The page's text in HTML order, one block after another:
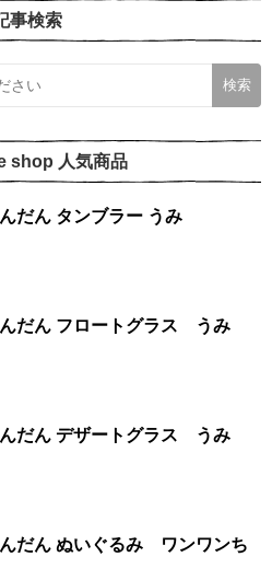
事検索
shop 人気商品
ノラネコぐんだん タンブラー うみ
ノラネコぐんだん フロートグラス うみ
ノラネコぐんだん デザートグラス うみ
んだん ぬいぐるみ ワンワンち